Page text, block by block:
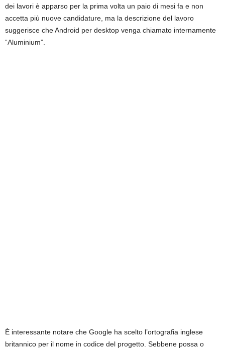
dei lavori è apparso per la prima volta un paio di mesi fa e non
accetta più nuove candidature, ma la descrizione del lavoro
suggerisce che Android per desktop venga chiamato internamente
“Aluminium”.
È interessante notare che Google ha scelto l’ortografia inglese
britannico per il nome in codice del progetto. Sebbene possa o